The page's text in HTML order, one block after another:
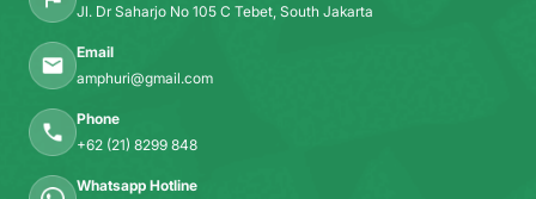
Jl. Dr Saharjo No 105 C Tebet, South Jakarta
Email
amphuri@gmail.com
Phone
+62 (21) 8299 848
Whatsapp Hotline